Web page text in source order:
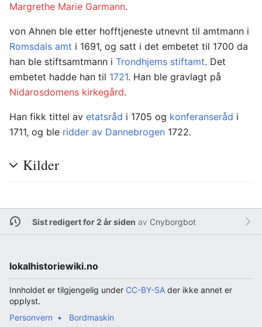
Margrethe Marie Garmann.
von Ahnen ble etter hofftjeneste utnevnt til amtmann i
Romsdals amt i 1691, og satt i det embetet til 1700 da
han ble stiftsamtmann i Trondhjems stiftamt. Det
embetet hadde han til 1721. Han ble gravlagt på
Nidarosdomens kirkegård.
Han fikk tittel av etatsråd i 1705 og konferanseråd i
1711, og ble ridder av Dannebrogen 1722.
Kilder
Sist redigert for 2 år siden av Cnyborgbot
lokalhistoriewiki.no
Innholdet er tilgjengelig under CC-BY-SA der ikke annet er
opplyst.
Personvern
Bordmaskin